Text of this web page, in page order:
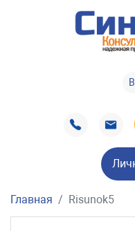
Главная Risunok5